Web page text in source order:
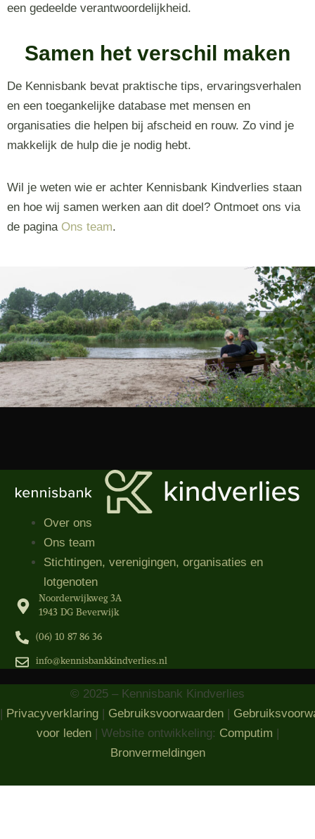
een gedeelde verantwoordelijkheid.
Samen het verschil maken
De Kennisbank bevat praktische tips, ervaringsverhalen
en een toegankelijke database met mensen en
organisaties die helpen bij afscheid en rouw. Zo vind je
makkelijk de hulp die je nodig hebt.
Wil je weten wie er achter Kennisbank Kindverlies staan
en hoe wij samen werken aan dit doel? Ontmoet ons via
de pagina Ons team.
Over ons
Ons team
Stichtingen, verenigingen, organisaties​ en
lotgenoten
Noorderwijkweg 3A
1943 DG Beverwijk
(06) 10 87 86 36‬
info@kennisbankkindverlies.nl
© 2025 – Kennisbank Kindverlies
Privacyverklaring Gebruiksvoorwaarden
voor leden| Website ontwikkeling: Computim
Bronvermeldingen